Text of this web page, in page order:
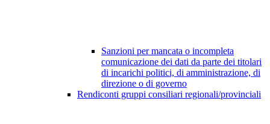
Sanzioni per mancata o incompleta
comunicazione dei dati da parte dei titolari
di incarichi politici, di amministrazione, di
direzione o di governo
Rendiconti gruppi consiliari regionali/provinciali